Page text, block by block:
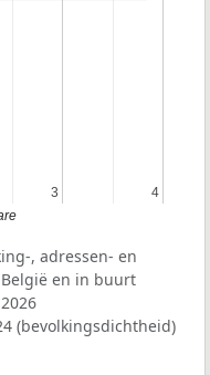
3
3 4
4
, adressen- en
en in buurt
(bevolkingsdichtheid)